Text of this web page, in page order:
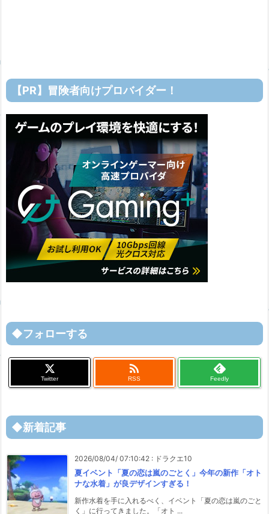
【PR】冒険者向けプロバイダー！
◆フォローする
Twitter

RSS Feedly
◆新着記事
2026/08/04/ 07:10:42 : ドラクエ10
夏イベント「夏の恋は嵐のごとく」今年の新作「オト
ナな水着」が良デザインすぎる！
新作水着を手に入れるべく、イベント「夏の恋は嵐のごと
く」に行ってきました。「オト ...